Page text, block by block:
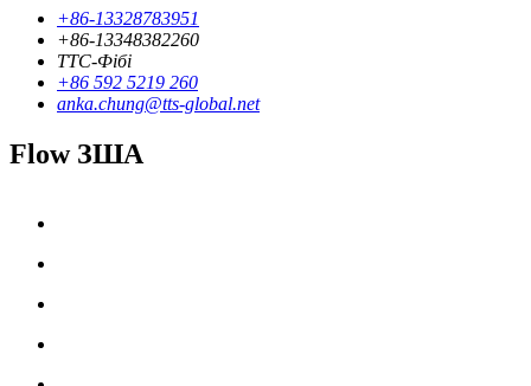
+86-13328783951
+86-13348382260
ТТС-Фібі
+86 592 5219 260
anka.chung@tts-global.net
Flow ЗША